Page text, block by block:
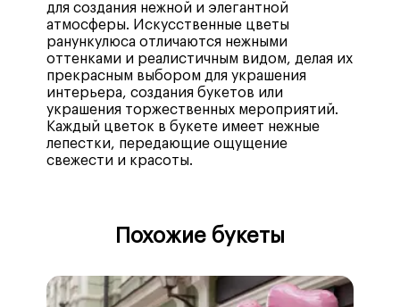
для создания нежной и элегантной
атмосферы. Искусственные цветы
ранункулюса отличаются нежными
оттенками и реалистичным видом, делая их
прекрасным выбором для украшения
интерьера, создания букетов или
украшения торжественных мероприятий.
Каждый цветок в букете имеет нежные
лепестки, передающие ощущение
свежести и красоты.
различные платежные системы, кредитные
и дебетовые карты, а также электронные
максимальный комфорт наших клиентов
при совершении покупок, предлагая
Стоимость доставки в отдаленные районы
оформлении заказа.
Минимальное время доставки после
Похожие букеты